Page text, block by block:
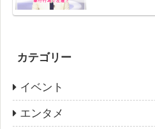
カテゴリー
イベント
エンタメ